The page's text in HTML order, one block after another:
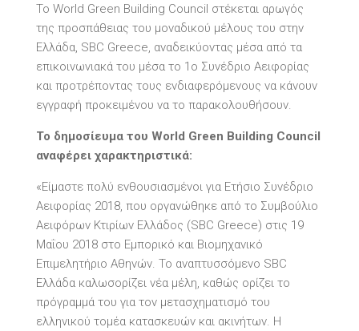
Το World Green Building Council στέκεται αρωγός
της προσπάθειας του μοναδικού μέλους του στην
Ελλάδα, SBC Greece, αναδεικύοντας μέσα από τα
επικοινωνιακά του μέσα το 1ο Συνέδριο Αειφορίας
και προτρέποντας τους ενδιαφερόμενους να κάνουν
εγγραφή προκειμένου να το παρακολουθήσουν.
Το δημοσίευμα του World Green Building Council
αναφέρει χαρακτηριστικά:
«Είμαστε πολύ ενθουσιασμένοι για Ετήσιο Συνέδριο
Αειφορίας 2018, που οργανώθηκε από το Συμβούλιο
Αειφόρων Κτιρίων Ελλάδος (SBC Greece) στις 19
Μαΐου 2018 στο Εμπορικό και Βιομηχανικό
Επιμελητήριο Αθηνών. Το αναπτυσσόμενο SBC
Ελλάδα καλωσορίζει νέα μέλη, καθώς ορίζει το
πρόγραμμά του για τον μετασχηματισμό του
ελληνικού τομέα κατασκευών και ακινήτων. Η